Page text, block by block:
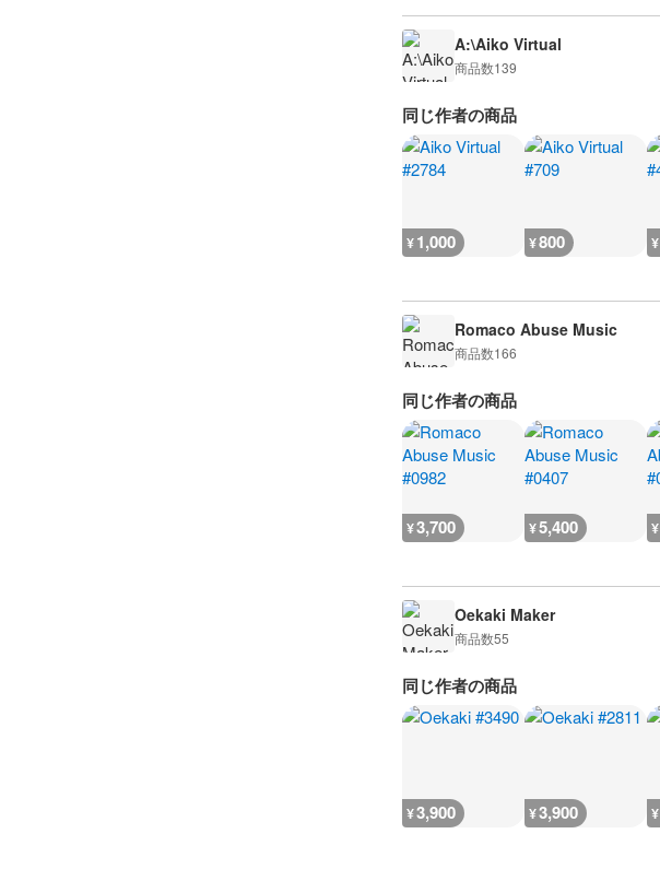
A:\Aiko Virtual
商品数139
同じ作者の商品
¥1,000 ¥800 ¥
Romaco Abuse Music
商品数166
同じ作者の商品
¥3,700 ¥5,400 ¥
Oekaki Maker
商品数55
同じ作者の商品
¥3,900 ¥3,900 ¥